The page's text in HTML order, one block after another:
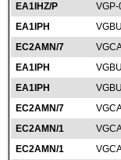
EA1IHZ/P
EA1IPH
EC2AMN/7
EA1IPH
EA1IPH
EC2AMN/7
EC2AMN/1
EC2AMN/1